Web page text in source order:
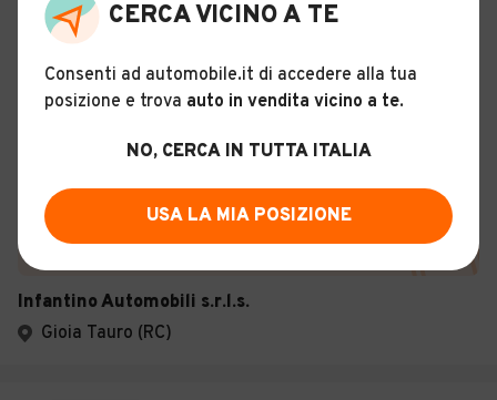
Usato
Diesel - Euro 6
Automatico
Certificazioni e Garanzie
Infantino Automobili s.r.l.s.
Gioia Tauro (RC)
CERCA VICINO A TE
Consenti ad automobile.it di accedere alla tua
posizione e trova auto in vendita vicino a te.
NO, CERCA IN TUTTA ITALIA
USA LA MIA POSIZIONE